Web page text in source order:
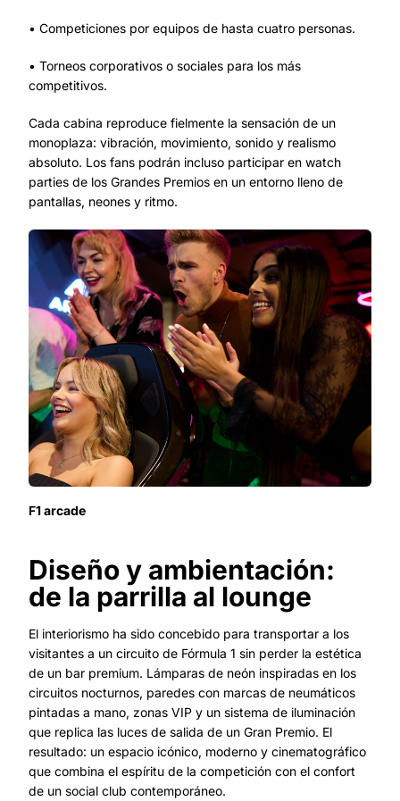
• Competiciones por equipos de hasta cuatro personas.
• Torneos corporativos o sociales para los más
competitivos.
Cada cabina reproduce fielmente la sensación de un
monoplaza: vibración, movimiento, sonido y realismo
absoluto. Los fans podrán incluso participar en watch
parties de los Grandes Premios en un entorno lleno de
pantallas, neones y ritmo.
F1 arcade
Diseño y ambientación:
de la parrilla al lounge
El interiorismo ha sido concebido para transportar a los
visitantes a un circuito de Fórmula 1 sin perder la estética
de un bar premium. Lámparas de neón inspiradas en los
circuitos nocturnos, paredes con marcas de neumáticos
pintadas a mano, zonas VIP y un sistema de iluminación
que replica las luces de salida de un Gran Premio. El
resultado: un espacio icónico, moderno y cinematográfico
que combina el espíritu de la competición con el confort
de un social club contemporáneo.